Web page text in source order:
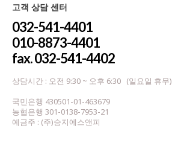
고객 상담 센터
032-541-4401
010-8873-4401
fax. 032-541-4402
상담시간 : 오전 9:30 ~ 오후 6:30 (일요일 휴무)
국민은행 430501-01-463679
농협은행 301-0138-7953-21
예금주 : (주)승지에스앤피